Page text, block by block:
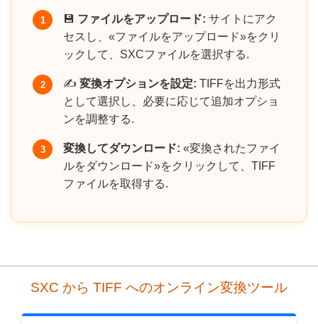
1 💾 ファイルをアップロード: サイトにアク
セスし、«ファイルをアップロード»をクリ
ックして、SXCファイルを選択する.
2 ✍️ 変換オプションを設定: TIFFを出力形式
として選択し、必要に応じて追加オプショ
ンを調整する.
3 変換してダウンロード: «変換されたファイ
ルをダウンロード»をクリックして、TIFF
ファイルを取得する.
SXC から TIFF へのオンライン変換ツール